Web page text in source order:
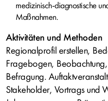
medizinisch-diagnostische
Maßnahmen.
Aktivitäten und Methoden
Regionalprofil erstellen,
Fragebogen,
Befragung.
Stakeholder, Vortrags und